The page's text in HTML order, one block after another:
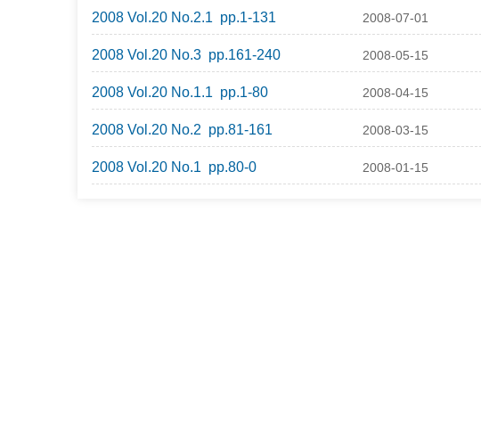
2008 Vol.20 No.2.1 pp.1-131 2008-07-01
2008 Vol.20 No.3 pp.161-240 2008-05-15
2008 Vol.20 No.1.1 pp.1-80 2008-04-15
2008 Vol.20 No.2 pp.81-161 2008-03-15
2008 Vol.20 No.1 pp.80-0 2008-01-15